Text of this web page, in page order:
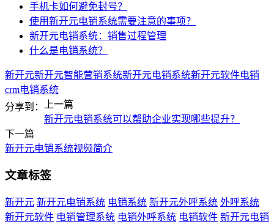
手机卡如何避免封号？
使用新开元电销系统需要注意的事项？
新开元电销系统：销售过程管理
什么是电销系统？
新开元新开元智能营销系统新开元电销系统新开元软件电销
crm电销系统
分享到：
上一篇
新开元电销系统可以帮助企业实现哪些提升？
下一篇
新开元电销系统视频简介
文章标签
新开元 新开元电销系统 电销系统 新开元外呼系统 外呼系统
新开元软件 电销管理系统 电销外呼系统 电销软件 新开元电销